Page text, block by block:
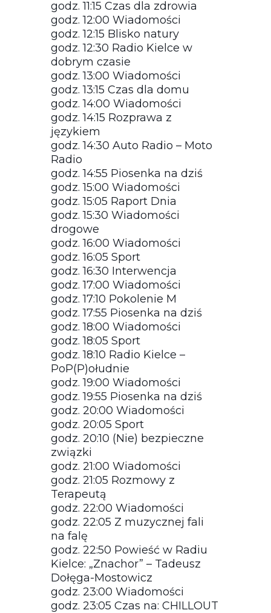
godz. 11:15 Czas dla zdrowia
godz. 12:00 Wiadomości
godz. 12:15 Blisko natury
godz. 12:30 Radio Kielce w
dobrym czasie
godz. 13:00 Wiadomości
godz. 13:15 Czas dla domu
godz. 14:00 Wiadomości
godz. 14:15 Rozprawa z
językiem
godz. 14:30 Auto Radio – Moto
Radio
godz. 14:55 Piosenka na dziś
godz. 15:00 Wiadomości
godz. 15:05 Raport Dnia
godz. 15:30 Wiadomości
drogowe
godz. 16:00 Wiadomości
godz. 16:05 Sport
godz. 16:30 Interwencja
godz. 17:00 Wiadomości
godz. 17:10 Pokolenie M
godz. 17:55 Piosenka na dziś
godz. 18:00 Wiadomości
godz. 18:05 Sport
godz. 18:10 Radio Kielce –
PoP(P)ołudnie
godz. 19:00 Wiadomości
godz. 19:55 Piosenka na dziś
godz. 20:00 Wiadomości
godz. 20:05 Sport
godz. 20:10 (Nie) bezpieczne
związki
godz. 21:00 Wiadomości
godz. 21:05 Rozmowy z
Terapeutą
godz. 22:00 Wiadomości
godz. 22:05 Z muzycznej fali
na falę
godz. 22:50 Powieść w Radiu
Kielce: „Znachor” – Tadeusz
Dołęga-Mostowicz
godz. 23:00 Wiadomości
godz. 23:05 Czas na: CHILLOUT